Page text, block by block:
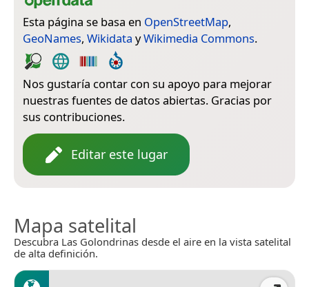
Esta página se basa en OpenStreetMap,
GeoNames, Wikidata yWikimedia Commons.
Nos gustaría contar con su apoyo para mejorar
nuestras fuentes de datos abiertas. Gracias por
sus contribuciones.
Editar este lugar
Mapa satelital
Descubra Las Golondrinas desde el aire en la vista satelital
de alta definición.